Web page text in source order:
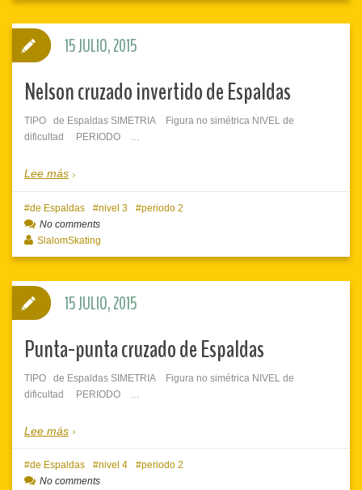
Nelson cruzado invertido de Espaldas
TIPO de Espaldas SIMETRIA Figura no simétrica NIVEL de
dificultad PERIODO …
Lee más
15 JULIO, 2015
de Espaldas nivel 3
periodo 2
No comments
SlalomSkating
Punta-punta cruzado de Espaldas
TIPO de Espaldas SIMETRIA Figura no simétrica NIVEL de
dificultad PERIODO …
Lee más
15 JULIO, 2015
de Espaldas nivel 4
periodo 2
No comments